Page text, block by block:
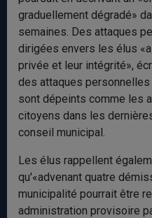
graduellement dégradé»
semaines. Des attaques
dirigées envers les élus
privée et leur intégrité»,
des attaques
sont dépeints comme les
citoyens dans les
conseil municipal.
Les élus rappellent
qu'«advenant quatre
municipalité pourrait être
administration provisoire